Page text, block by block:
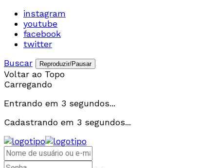
instagram
youtube
facebook
twitter
Buscar
Reproduzir/Pausar
Voltar ao Topo
Carregando
Entrando em 3 segundos...
Cadastrando em 3 segundos...